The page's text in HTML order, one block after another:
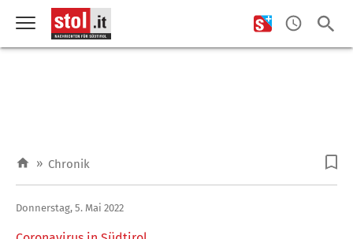
» Chronik
Donnerstag, 5. Mai 2022